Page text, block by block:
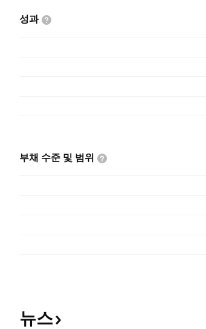
성과
부채 수준 및 범위
뉴스